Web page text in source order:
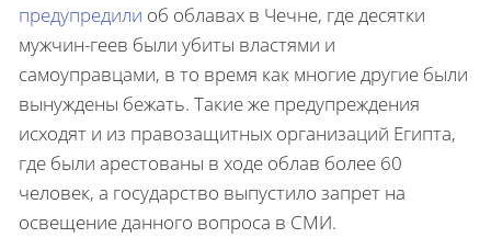
предупредили об облавах в Чечне, где десятки
мужчин-геев были убиты властями и
самоуправцами, в то время как многие другие были
вынуждены бежать. Такие же предупреждения
исходят и из правозащитных организаций Египта,
где были арестованы в ходе облав более 60
человек, а государство выпустило запрет на
освещение данного вопроса в СМИ.